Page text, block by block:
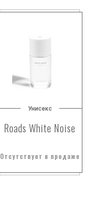
Унисекс
Roads White Noise
Отсутствует в продаже